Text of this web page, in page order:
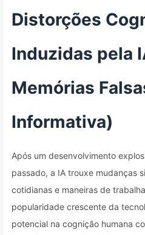
Distorções
Induzidas pela
Memórias
Informativa)
Após um desenvolvimento
passado, a IA trouxe mudanças
cotidianas e maneiras de
popularidade crescente da
potencial na cognição humana